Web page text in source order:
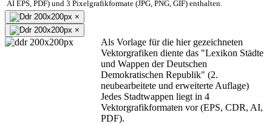
AI EPS, PDF) und 3 Pixelgrafikformate (JPG, PNG, GIF) enthalten.
×
×
Als Vorlage für die hier gezeichneten
Vektorgrafiken diente das "Lexikon Städte
und Wappen der Deutschen
Demokratischen Republik" (2.
neubearbeitete und erweiterte Auflage)
Jedes Stadtwappen liegt in 4
Vektorgrafikformaten vor (EPS, CDR, AI,
PDF).